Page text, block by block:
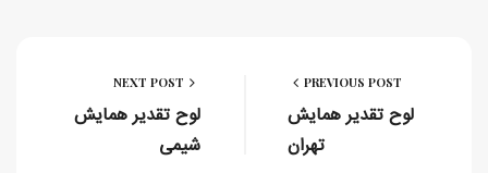
PREVIOUS POST
لوح تقدیر همایش
تهران
NEXT POST
لوح تقدیر همایش
شیمی